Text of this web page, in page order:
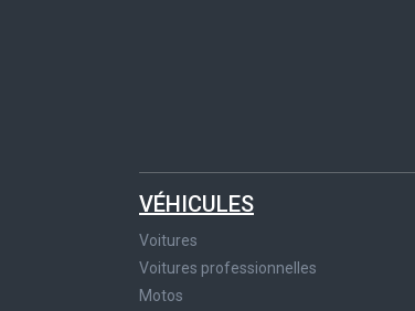
VÉHICULES
Voitures
Voitures professionnelles
Motos